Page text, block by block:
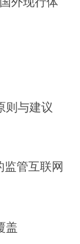
则与建议
监管互联网
盖